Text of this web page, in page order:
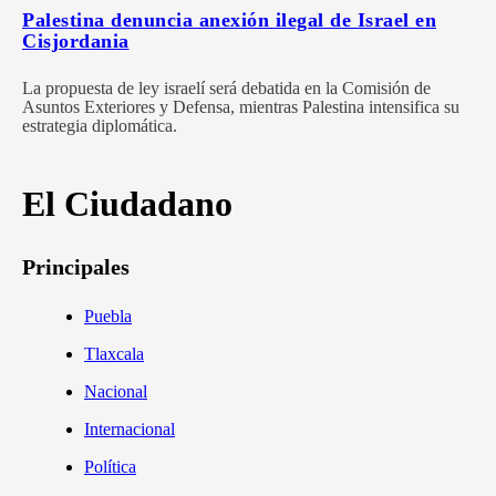
Palestina denuncia anexión ilegal de Israel en
Cisjordania
La propuesta de ley israelí será debatida en la Comisión de
Asuntos Exteriores y Defensa, mientras Palestina intensifica su
estrategia diplomática.
El Ciudadano
Principales
Puebla
Tlaxcala
Nacional
Internacional
Política